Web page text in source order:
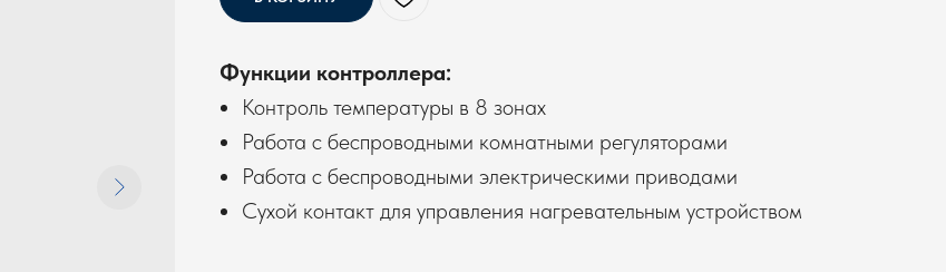
Функции контроллера:
Контроль температуры в 8 зонах
Работа с беспроводными комнатными регуляторами
Работа с беспроводными электрическими приводами
Сухой контакт для управления нагревательным устройством